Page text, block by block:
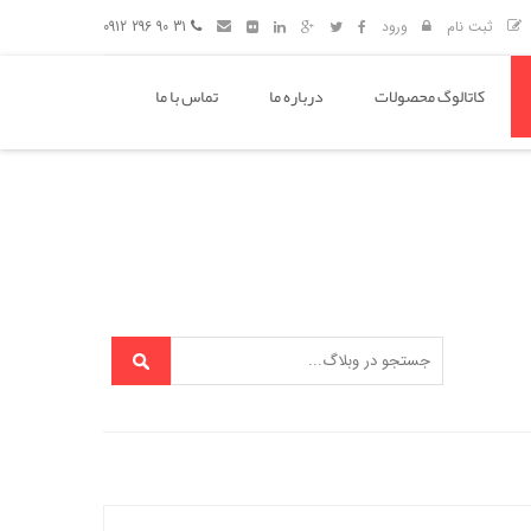
ثبت نام ورود
کاتالوگ محصولات درباره ما تماس با ما